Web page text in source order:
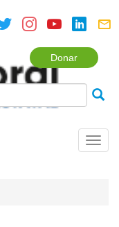
Donar